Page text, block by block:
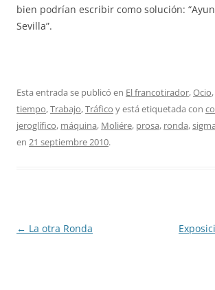
bien podrían escribir como solución:
Sevilla”.
Esta entrada se publicó en El francotirador,Ocio,
tiempo,Trabajo,Tráfico y está etiquetada con
jeroglífico, máquina, Moliére, prosa, ronda,sigma
en 21 septiembre 2010.
Navegación
← La otra Ronda